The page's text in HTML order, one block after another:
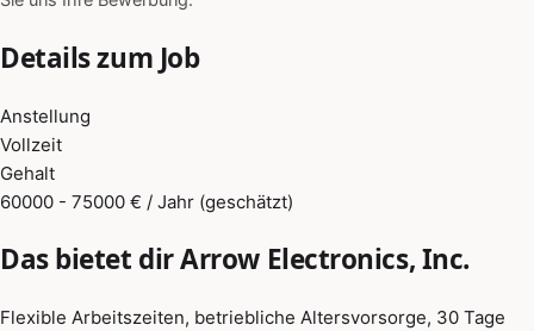
Details zum Job
Anstellung
Vollzeit
Gehalt
60000 - 75000 € / Jahr (geschätzt)
Das bietet dir Arrow Electronics, Inc.
Flexible Arbeitszeiten, betriebliche Altersvorsorge, 30 Tage